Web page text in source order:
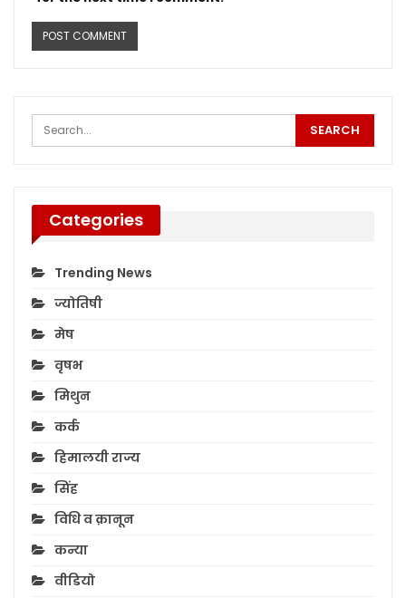
Categories
Trending News
ज्योतिषी
मेष
वृषभ
मिथुन
कर्क
हिमालयी राज्य
सिंह
विधि व क़ानून
कन्या
वीडियो